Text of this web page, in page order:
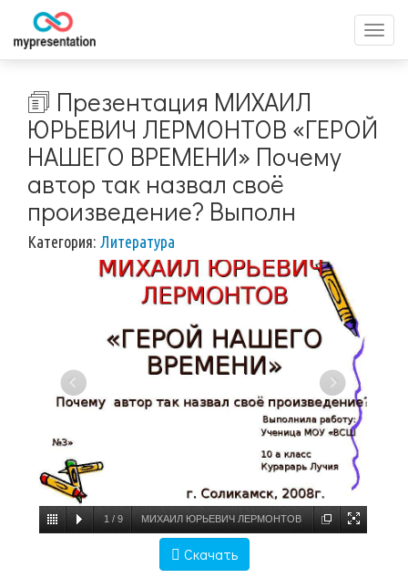
меню
🗊 Презентация МИХАИЛ
ЮРЬЕВИЧ ЛЕРМОНТОВ «ГЕРОЙ
НАШЕГО ВРЕМЕНИ» Почему
автор так назвал своё
произведение? Выполн
Категория: Литература
1 / 9 МИХАИЛ ЮРЬЕВИЧ ЛЕРМОНТОВ
автор так назвал своё произведение?
Скачать